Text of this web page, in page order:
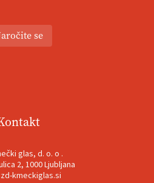
se
glas, d. o. o .
2, 1000 Ljubljana
kmeckiglas.si